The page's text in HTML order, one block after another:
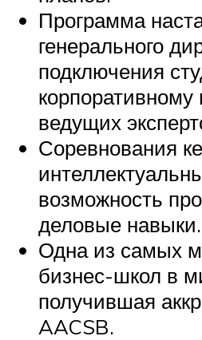
Программа
генерального
подключения
корпоративному
ведущих
Соревнования
возможность
деловые навыки.
Одна из самых
бизнес-школ в
получившая
AACSB.